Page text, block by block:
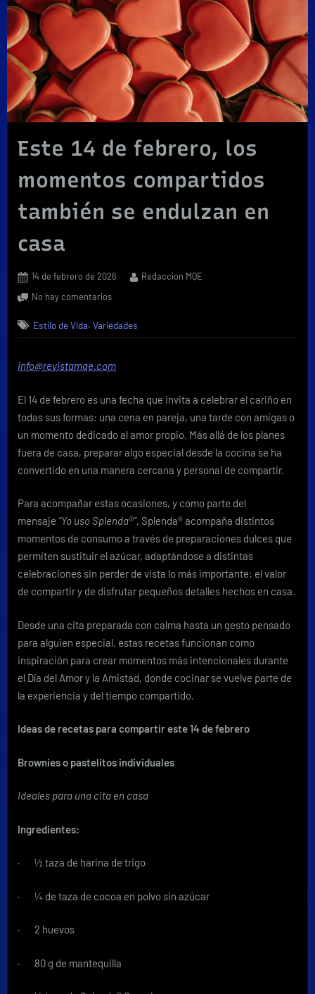
Este 14 de febrero, los
momentos compartidos
también se endulzan en
casa
Posted
14 de febrero de 2026 By
Redaccion MQE
No hay comentariosen
14
de
los
compartidos
también
se
en
casa
Estilo de Vida,Variedades
info@revistamqe.com
El 14 de febrero es una fecha que invita a celebrar el cariño en
todas sus formas: una cena en pareja, una tarde con amigas o
un momento dedicado al amor propio. Más allá de los planes
fuera de casa, preparar algo especial desde la cocina se ha
convertido en una manera cercana y personal de compartir.
Para acompañar estas ocasiones, y como parte del
mensaje “Yo uso Splenda®”, Splenda® acompaña distintos
momentos de consumo a través de preparaciones dulces que
permiten sustituir el azúcar, adaptándose a distintas
celebraciones sin perder de vista lo más importante: el valor
de compartir y de disfrutar pequeños detalles hechos en casa.
Desde una cita preparada con calma hasta un gesto pensado
para alguien especial, estas recetas funcionan como
inspiración para crear momentos más intencionales durante
el Día del Amor y la Amistad, donde cocinar se vuelve parte de
la experiencia y del tiempo compartido.
Ideas de recetas para compartir este 14 de febrero
Brownies o pastelitos individuales
Ideales para una cita en casa
Ingredientes:
· ½ taza de harina de trigo
· ¼ de taza de cocoa en polvo sin azúcar
· 2 huevos
· 80 g de mantequilla